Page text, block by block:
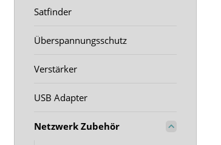
Satfinder
Überspannungsschutz
Verstärker
USB Adapter
Netzwerk Zubehör